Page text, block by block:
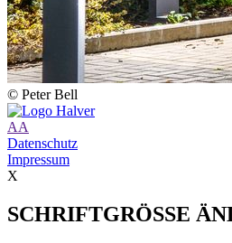
© Peter Bell
AA
Datenschutz
Impressum
X
SCHRIFTGRÖSSE